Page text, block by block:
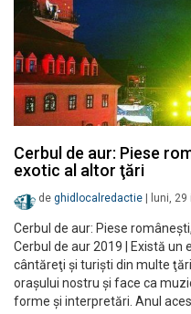
Cerbul de aur: Piese
exotic al altor ţări
de ghidlocalredactie luni,
Cerbul de aur: Piese
Cerbul de aur 2019 | Există
cântăreţi şi turişti din multe
oraşului nostru şi face ca
forme şi interpretări. Anul